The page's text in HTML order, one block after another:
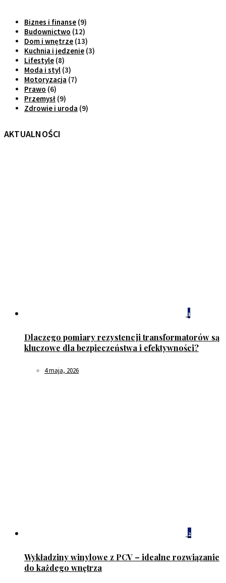
Biznes i finanse (9)
Budownictwo (12)
Dom i wnętrze (13)
Kuchnia i jedzenie (3)
Lifestyle (8)
Moda i styl (3)
Motoryzacja (7)
Prawo (6)
Przemysł (9)
Zdrowie i uroda (9)
AKTUALNOŚCI
1
Dlaczego pomiary rezystencji transformatorów są
kluczowe dla bezpieczeństwa i efektywności?
4 maja, 2026
2
Wykładziny winylowe z PCV – idealne rozwiązanie
do każdego wnętrza